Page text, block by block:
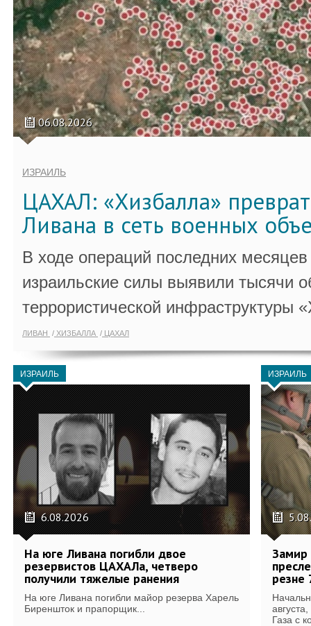
06.08.2026
ИЗРАИЛЬ
ЦАХАЛ: «Хизбалла»
Ливана в сеть военных
В ходе операций последних
израильские силы выявили тысячи
террористической инфраструктуры
ЛИВАН ХИЗБАЛЛА ЦАХАЛ
ИЗРАИЛЬ
6.08.2026
На юге Ливана погибли двое
резервистов ЦАХАЛа, четверо
получили тяжелые ранения
На юге Ливана погибли майор резерва Харель
Биреншток и прапорщик...
ИЗРАИЛЬ
Замир
резне
Газа с